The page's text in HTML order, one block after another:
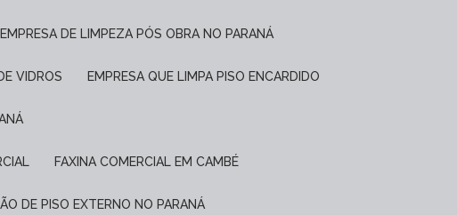
EMPRESA DE LIMPEZA PÓS OBRA NO PARANÁ
VIDROS EMPRESA QUE LIMPA PISO ENCARDIDO
FAXINA COMERCIAL EM CAMBÉ
DE PISO EXTERNO NO PARANÁ